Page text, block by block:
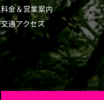
料金＆営業案内
交通アクセス